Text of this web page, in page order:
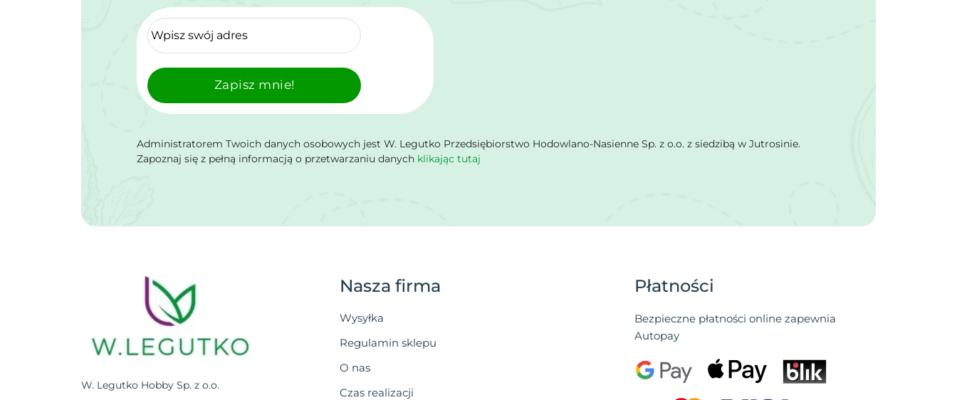
Zapisz mnie!
Administratorem Twoich danych osobowych jest W. Legutko Przedsiębiorstwo Hodowlano-Nasienne Sp. z o.o. z siedzibą w Jutrosinie.
Zapoznaj się z pełną informacją o przetwarzaniu danych klikając tutaj
W. Legutko Hobby Sp. z o.o.
Nasza firma
Wysyłka
Regulamin sklepu
O nas
Czas realizacji
Płatności
Bezpieczne płatności online zapewnia
Autopay